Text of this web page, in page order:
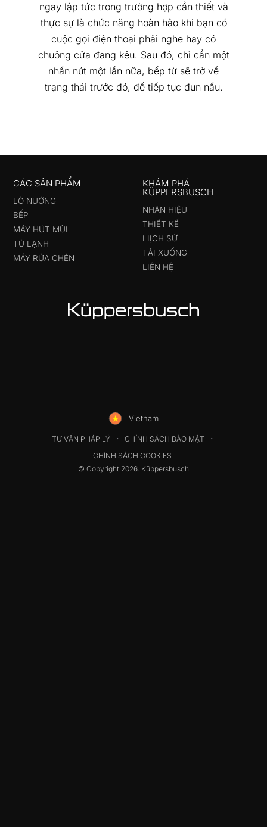
ngay lập tức trong trường hợp cần thiết và
thực sự là chức năng hoàn hảo khi bạn có
cuộc gọi điện thoại phải nghe hay có
chuông cửa đang kêu. Sau đó, chỉ cần một
nhấn nút một lần nữa, bếp từ sẽ trở về
trạng thái trước đó, để tiếp tục đun nấu.
CÁC SẢN PHẨM
LÒ NƯỚNG
BẾP
MÁY HÚT MÙI
TỦ LẠNH
MÁY RỬA CHÉN
KHÁM PHÁ
KÜPPERSBUSCH
NHÃN HIỆU
THIẾT KẾ
LIỊCH SỬ
TẢI XUỐNG
LIÊN HỆ
Vietnam
TƯ VẤN PHÁP LÝ
CHÍNH SÁCH BẢO MẬT
CHÍNH SÁCH COOKIES
© Copyright 2026. Küppersbusch